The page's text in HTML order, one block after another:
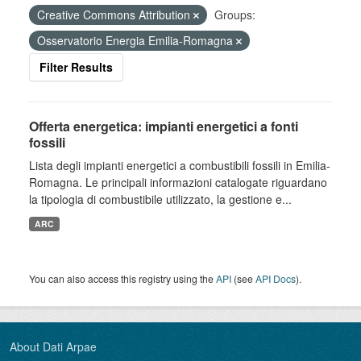
Creative Commons Attribution
Groups:
Osservatorio Energia Emilia-Romagna
Filter Results
Offerta energetica: impianti energetici a fonti
fossili
Lista degli impianti energetici a combustibili fossili in Emilia-
Romagna. Le principali informazioni catalogate riguardano
la tipologia di combustibile utilizzato, la gestione e...
ARC
You can also access this registry using theAPI (seeAPI Docs).
About Dati Arpae